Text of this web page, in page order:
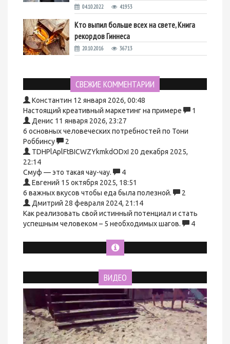
04.10.2022 41953
Кто выпил больше всех на свете, Книга
рекордов Гиннеса
20.10.2016 36713
СВЕЖИЕ КОММЕНТАРИИ
Константин 12 января 2026, 00:48
Настоящий креативный маркетинг на примере
1
Денис 11 января 2026, 23:27
6 основных человеческих потребностей по Тони
Роббинсу
2
TDHPlAplFtBICWZYkmkdODxI 20 декабря 2025,
22:14
Смуф — это такая чау-чау.
4
Евгений 15 октября 2025, 18:51
6 важных вкусов чтобы еда была полезной.
2
Дмитрий 28 февраля 2024, 21:14
Как реализовать свой истинный потенциал и стать
успешным человеком – 5 необходимых шагов.
4
ВИДЕО